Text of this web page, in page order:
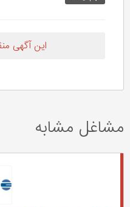
این آگهی
مشاغل مشابه